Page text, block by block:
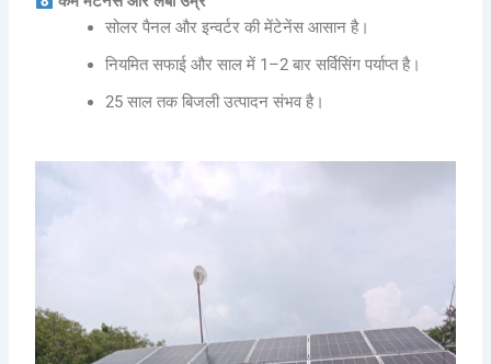
सोलर पैनल और इन्वर्टर की मेंटेनेंस आसान है।
नियमित सफाई और साल में 1–2 बार सर्विसिंग पर्याप्त है।
25 साल तक बिजली उत्पादन संभव है।